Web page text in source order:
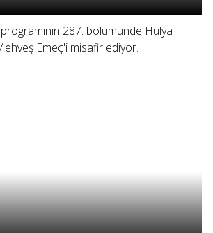
287. bölümünde Hülya
Emeç'i misafir ediyor.